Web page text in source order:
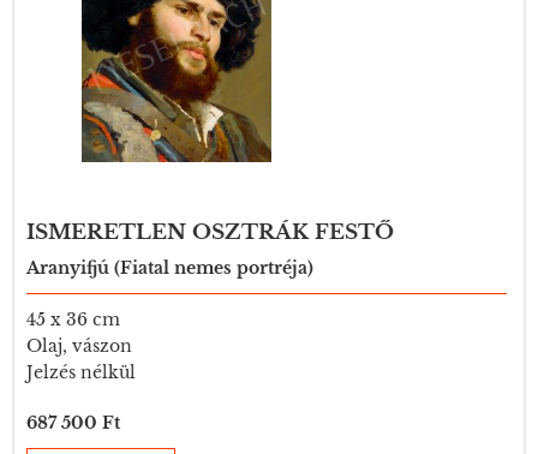
ISMERETLEN OSZTRÁK FESTŐ
Aranyifjú (Fiatal nemes portréja)
45 x 36 cm
Olaj, vászon
Jelzés nélkül
687 500 Ft